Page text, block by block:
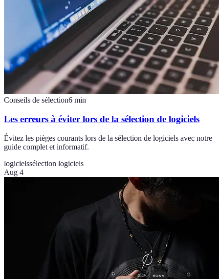
Conseils de sélection6 min
Les erreurs à éviter lors de la sélection de logiciels
Évitez les pièges courants lors de la sélection de logiciels avec notre
guide complet et informatif.
logicielssélection logiciels
Aug 4